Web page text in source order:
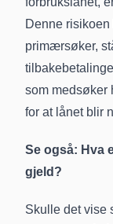
Denne
primærsøker,
som medsøker
for at lånet blir
Se også: Hva
gjeld?
Skulle det vise